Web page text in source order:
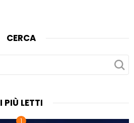
CERCA
I PIÙ LETTI